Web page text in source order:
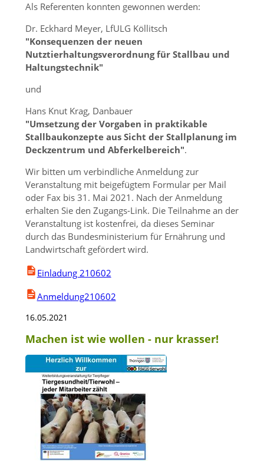
Als Referenten konnten gewonnen werden:
Dr. Eckhard Meyer, LfULG Köllitsch
Konsequenzen der neuen
Nutztierhaltungsverordnung für Stallbau und
Haltungstechnik
und
Hans Knut Krag, Danbauer
Umsetzung der Vorgaben in praktikable
Stallbaukonzepte aus Sicht der Stallplanung im
Deckzentrum und Abferkelbereich .
Wir bitten um verbindliche Anmeldung zur
Veranstaltung mit beigefügtem Formular per Mail
oder Fax bis 31. Mai 2021. Nach der Anmeldung
erhalten Sie den Zugangs-Link. Die Teilnahme an der
Veranstaltung ist kostenfrei, da dieses Seminar
durch das Bundesministerium für Ernährung und
Landwirtschaft gefördert wird.
Einladung 210602
Anmeldung210602
16.05.2021
Machen ist wie wollen - nur krasser!